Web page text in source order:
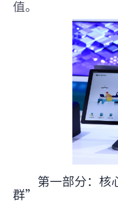
值。
第一部分：
群”